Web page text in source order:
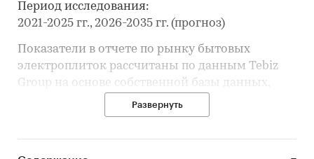
Период исследования:
2021-2025 гг., 2026-2035 гг. (прогноз)
Показатели в отчете по рынку бытовых
электроплиток рассчитаны по данным Tebiz
Group на основе собственной базы данных,
официальной статистики, таможенных
данных, корпоративной отчётности,
Развернуть